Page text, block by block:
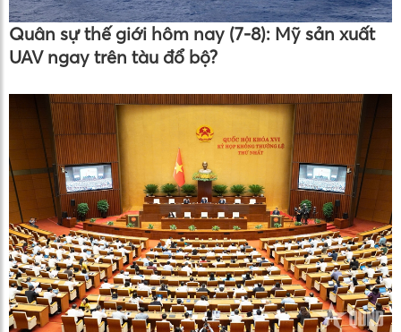
Quân sự thế giới hôm nay (7-8): Mỹ sản xuất
UAV ngay trên tàu đổ bộ?